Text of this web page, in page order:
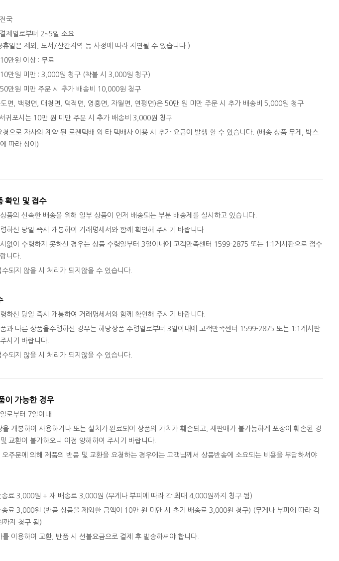
국
제일로부터 2~5일 소요
휴일은 제외, 도서/산간지역 등 사정에 따라 지연될 수 있습니다.)
만원 이상 : 무료
만원 미만 : 3,000원 청구 (착불 시 3,000원 청구)
만원 미만 주문 시 추가 배송비 10,000원 청구
면, 백령면, 대청면, 덕적면, 영흥면, 자월면, 연평면)은 50만 원 미만 주문 시 추가 배송비 5,000원 청구
귀포시는 10만 원 미만 주문 시 추가 배송비 3,000원 청구
으로 자사와 계약 된 로젠택배 외 타 택배사 이용 시 추가 요금이 발생 할 수 있습니다. (배송 상품 무게, 박스
따라 상이)
확인 및 접수
품의 신속한 배송을 위해 일부 상품이 먼저 배송되는 부분 배송제를 실시하고 있습니다.
하신 당일 즉시 개봉하여 거래명세서와 함께 확인해 주시기 바랍니다.
없이 수령하지 못하신 경우는 상품 수령일부터 3일이내에 고객만족센터 1599-2875 또는 1:1게시판으로 접수
니다.
되지 않을 시 처리가 되지않을 수 있습니다.
하신 당일 즉시 개봉하여 거래명세서와 함께 확인해 주시기 바랍니다.
과 다른 상품을수령하신 경우는 해당상품 수령일로부터 3일이내에 고객만족센터 1599-2875 또는 1:1게시판
시기 바랍니다.
되지 않을 시 처리가 되지않을 수 있습니다.
이 가능한 경우
로부터 7일이내
을 개봉하여 사용하거나 또는 설치가 완료되어 상품의 가치가 훼손되고, 재판매가 불가능하게 포장이 훼손된 경
교환이 불가하오니 이점 양해하여 주시기 바랍니다.
주문에 의해 제품의 반품 및 교환을 요청하는 경우에는 고객님께서 상품반송에 소요되는 비용을 부담하셔야
송료 3,000원 + 재 배송료 3,000원 (무게나 부피에 따라 각 최대 4,000원까지 청구 됨)
료 3,000원 (반품 상품을 제외한 금액이 10만 원 미만 시 초기 배송료 3,000원 청구) (무게나 부피에 따라 각
까지 청구 됨)
를 이용하여 교환, 반품 시 선불요금으로 결제 후 발송하셔야 합니다.